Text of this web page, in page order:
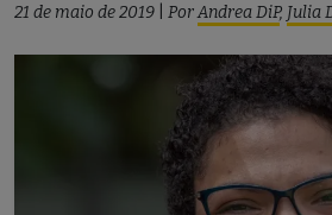
21 de maio de 2019 PorAndrea DiP, Julia